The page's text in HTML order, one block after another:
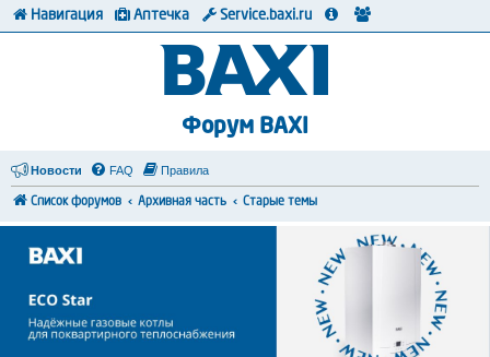
Форум BAXI
Новости FAQ Правила
Список форумов Архивная часть Старые темы
Навигация Аптечка Service.baxi.ru